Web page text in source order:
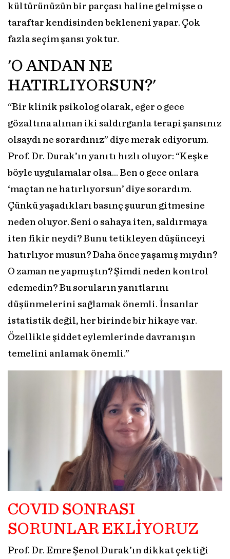
kültürünüzün bir parçası haline gelmişse o
taraftar kendisinden bekleneni yapar. Çok
fazla seçim şansı yoktur.
'O ANDAN NE
HATIRLIYORSUN?'
“Bir klinik psikolog olarak, eğer o gece
gözaltına alınan iki saldırganla terapi şansınız
olsaydı ne sorardınız” diye merak ediyorum.
Prof. Dr. Durak’ın yanıtı hızlı oluyor: “Keşke
böyle uygulamalar olsa… Ben o gece onlara
‘maçtan ne hatırlıyorsun’ diye sorardım.
Çünkü yaşadıkları basınç şuurun gitmesine
neden oluyor. Seni o sahaya iten, saldırmaya
iten fikir neydi? Bunu tetikleyen düşünceyi
hatırlıyor musun? Daha önce yaşamış mıydın?
O zaman ne yapmıştın? Şimdi neden kontrol
edemedin? Bu soruların yanıtlarını
düşünmelerini sağlamak önemli. İnsanlar
istatistik değil, her birinde bir hikaye var.
Özellikle şiddet eylemlerinde davranışın
temelini anlamak önemli.”
COVID SONRASI
SORUNLAR EKLİYORUZ
Prof. Dr. Emre Şenol Durak’ın dikkat çektiği